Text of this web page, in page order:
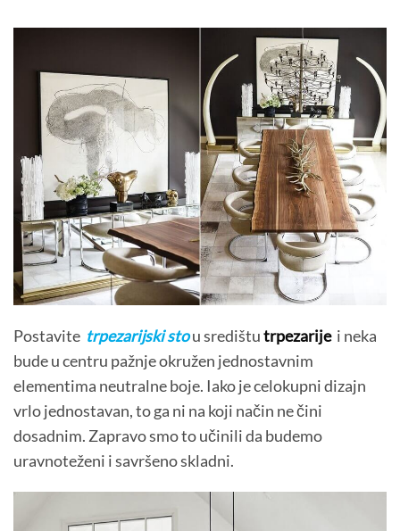
Postavite trpezarijski stou središtutrpezarijei neka
bude u centru pažnje okružen jednostavnim
elementima neutralne boje. Iako je celokupni dizajn
vrlo jednostavan, to ga ni na koji način ne čini
dosadnim. Zapravo smo to učinili da budemo
uravnoteženi i savršeno skladni.